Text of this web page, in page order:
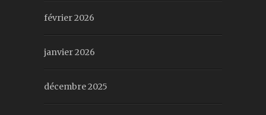
février 2026
janvier 2026
décembre 2025